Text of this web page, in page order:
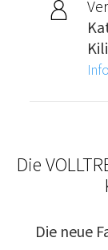
Die
Die neue